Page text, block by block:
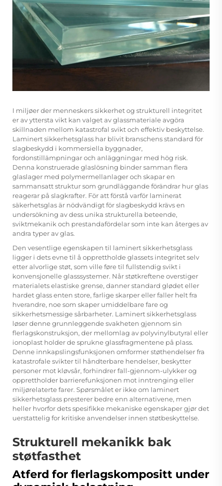
I miljøer der menneskers sikkerhet og strukturell integritet
er av yttersta vikt kan valget av glassmateriale avgöra
skillnaden mellom katastrofal svikt och effektiv beskyttelse.
Laminert sikkerhetsglass har blivit branschens standard för
slagbeskydd i kommersiella byggnader,
fordonstillämpningar och anläggningar med hög risk.
Denna konstruerade glaslösning binder samman flera
glaslager med polymermellanlager och skapar en
sammansatt struktur som grundläggande förändrar hur glas
reagerar på slagkrafter. För att förstå varför laminerat
säkerhetsglas är nödvändigt för slagbeskydd krävs en
undersökning av dess unika strukturella beteende,
sviktmekanik och prestandafördelar som inte kan återges av
andra typer av glas.
Den vesentlige egenskapen til laminert sikkerhetsglass
ligger i dets evne til å opprettholde glassets integritet selv
etter alvorlige støt, som ville føre til fullstendig svikt i
konvensjonelle glasssystemer. Når støtkreftene overstiger
materialets elastiske grense, danner standard glødet eller
hardet glass enten store, farlige skarper eller faller helt fra
hverandre, noe som skaper umiddelbare fare og
sikkerhetsmessige sårbarheter. Laminert sikkerhetsglass
løser denne grunnleggende svakheten gjennom sin
flerlagskonstruksjon, der mellomlag av polyvinylbutyral eller
ionoplast holder de sprukne glassfragmentene på plass.
Denne innkapslingsfunksjonen omformer støthendelser fra
katastrofale svikter til håndterbare hendelser, beskytter
personer mot kløvsår, forhindrer fall-gjennom-ulykker og
opprettholder barrierefunksjonen mot inntrenging eller
miljørelaterte farer. Spørsmålet er ikke om laminert
sikkerhetsglass presterer bedre enn alternativene, men
heller hvorfor dets spesifikke mekaniske egenskaper gjør det
uerstattelig for kritiske anvendelser innen støtbeskyttelse.
Strukturell mekanikk bak
støtfasthet
Atferd for flerlagskompositt under